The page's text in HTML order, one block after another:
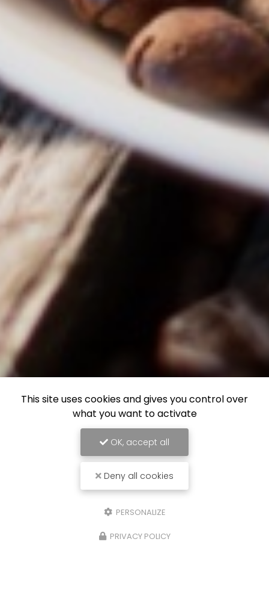
This site uses cookies and gives you control over
what you want to activate
OK, accept all
Deny all cookies
PERSONALIZE
PRIVACY POLICY